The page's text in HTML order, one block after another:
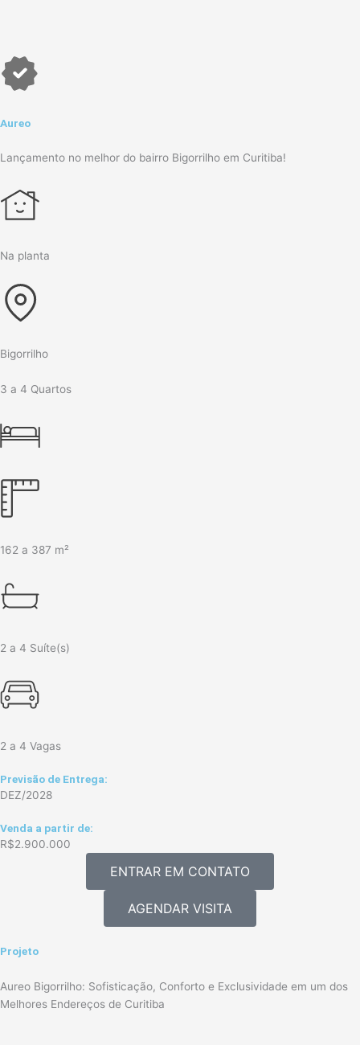
Aureo
Lançamento no melhor do bairro Bigorrilho em Curitiba!
Na planta
Bigorrilho
3 a 4 Quartos
162 a 387 m²
2 a 4 Suíte(s)
2 a 4 Vagas
Previsão de Entrega:
DEZ/2028
Venda a partir de:
R$2.900.000
ENTRAR EM CONTATO
AGENDAR VISITA
Projeto
Aureo Bigorrilho: Sofisticação, Conforto e Exclusividade em um dos
Melhores Endereços de Curitiba